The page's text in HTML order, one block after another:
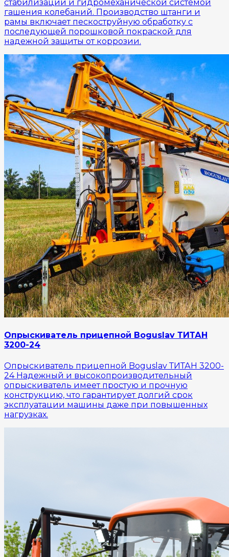
стабилизации и гидромеханической системой
гашения колебаний. Производство штанги и
рамы включает пескоструйную обработку с
последующей порошковой покраской для
надежной защиты от коррозии.
Опрыскиватель прицепной Boguslav ТИТАН
3200-24
Опрыскиватель прицепной Boguslav ТИТАН 3200-
24 Надежный и высокопроизводительный
опрыскиватель имеет простую и прочную
конструкцию, что гарантирует долгий срок
эксплуатации машины даже при повышенных
нагрузках.